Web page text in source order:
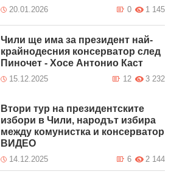
20.01.2026 1 145
0
Чили ще има за президент най-
крайнодесния консерватор след
Пиночет - Хосе Антонио Каст
15.12.2025 3 232
12
Втори тур на президентските
избори в Чили, народът избира
между комунистка и консерватор
ВИДЕО
14.12.2025 2 144
6